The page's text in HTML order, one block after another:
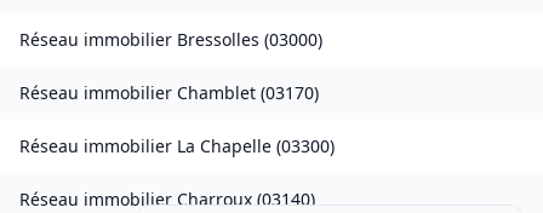
Réseau immobilier Bressolles (03000)
Réseau immobilier Chamblet (03170)
Réseau immobilier La Chapelle (03300)
Réseau immobilier Charroux (03140)